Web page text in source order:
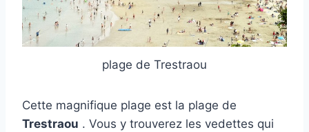
plage de Trestraou
Cette magnifique plage est la plage de
Trestraou . Vous y trouverez les vedettes qui